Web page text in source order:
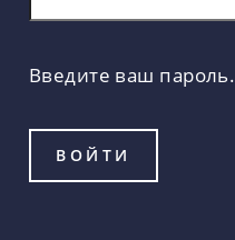
Введите ваш пароль.